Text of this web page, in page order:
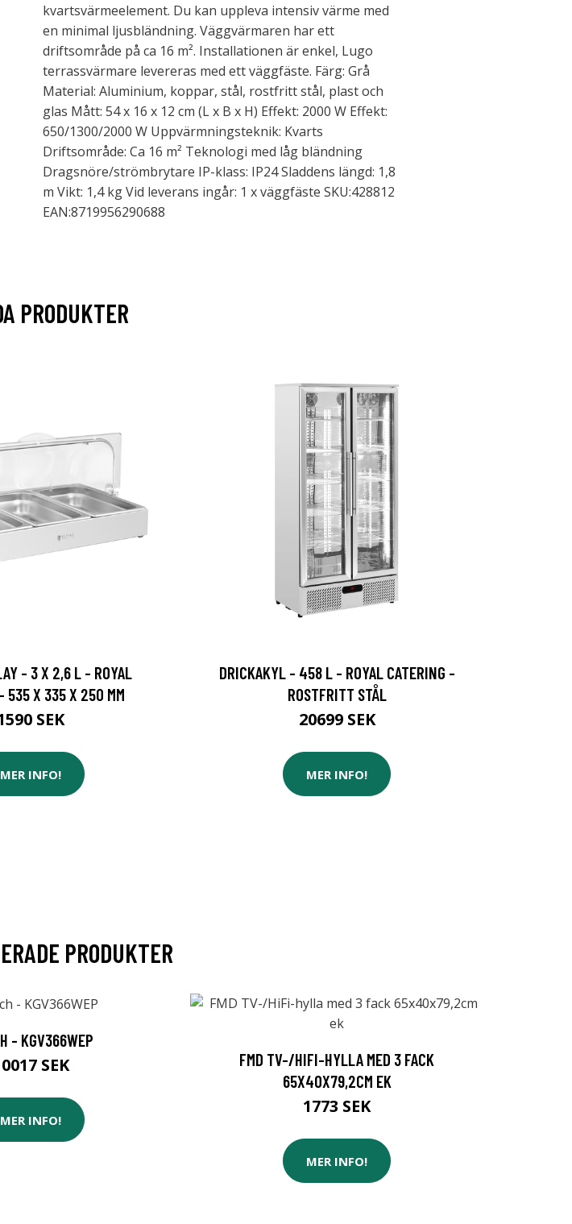
kvartsvärmeelement. Du kan uppleva intensiv värme med
en minimal ljusbländning. Väggvärmaren har ett
driftsområde på ca 16 m². Installationen är enkel, Lugo
terrassvärmare levereras med ett väggfäste. Färg: Grå
Material: Aluminium, koppar, stål, rostfritt stål, plast och
glas Mått: 54 x 16 x 12 cm (L x B x H) Effekt: 2000 W Effekt:
650/1300/2000 W Uppvärmningsteknik: Kvarts
Driftsområde: Ca 16 m² Teknologi med låg bländning
Dragsnöre/strömbrytare IP-klass: IP24 Sladdens längd: 1,8
m Vikt: 1,4 kg Vid leverans ingår: 1 x väggfäste SKU:428812
EAN:8719956290688
PRODUKTER
- 3 X 2,6 L - ROYAL
535 X 335 X 250 MM
SEK
MER INFO!
DRICKAKYL - 458 L - ROYAL CATERING -
ROSTFRITT STÅL
20699 SEK
MER INFO!
PRODUKTER
- KGV366WEP
SEK
MER INFO!
FMD TV-/HIFI-HYLLA MED 3 FACK
65X40X79,2CM EK
1773 SEK
MER INFO!